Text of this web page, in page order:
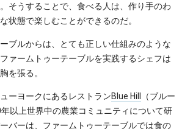
そうすることで、食べる人は、作り手のわ
状態で楽しむことができるのだ。
ブルからは、とても正しい仕組みのような
ァームトゥーテーブルを実践するシェフは
を張る。
ーヨークにあるレストランBlue Hill
（ブルー
以上世界中の農業コミュニティについて研
バーは、ファームトゥーテーブルでは食の